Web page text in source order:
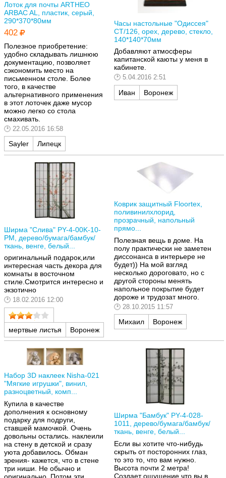
Лоток для почты ARTHEO
ARBAC AL, пластик, серый,
290*370*80мм
402
Полезное приобретение:
удобно складывать лишнюю
документацию, позволяет
сэкономить место на
письменном столе. Более
того, в качестве
альтернативного применения
в этот лоточек даже мусор
можно легко со стола
смахивать.
22.05.2016 16:58
Sayler Липецк
Часы настольные "Одиссея"
CT/126, орех, дерево, стекло,
140*140*70мм
Добавляют атмосферы
капитанской каюты у меня в
кабинете.
5.04.2016 2:51
Иван Воронеж
Ширма "Слива" PY-4-00K-10-
PM, дерево/бумага/бамбук/
ткань, венге, белый...
оригинальный подарок,или
интересная часть декора для
комнаты в восточном
стиле.Смотрится интересно и
экзотично
18.02.2016 12:00
мертвые листья Воронеж
Коврик защитный Floortex,
поливинилхлорид,
прозрачный, напольный
прямо...
Полезная вещь в доме. На
полу практически не заметен
диссонанса в интерьере не
будет)) На мой взгляд
несколько дороговато, но с
другой стороны менять
напольное покрытие будет
дороже и трудозат много.
28.10.2015 11:57
Михаил Воронеж
Набор 3D наклеек Nisha-021
"Мягкие игрушки", винил,
разноцветный, комп...
Купила в качестве
дополнения к основному
подарку для подруги,
ставшей мамочкой. Очень
довольны остались. наклеили
на стену в детской и сразу
уюта добавилось. Обман
зрения- кажется, что в стене
три ниши. Не обычно и
Ширма "Бамбук" PY-4-028-
1011, дерево/бумага/бамбук/
ткань, венге, белый...
Если вы хотите что-нибудь
скрыть от посторонних глаз,
то это то, что вам нужно.
Высота почти 2 метра!
Создает ощущение что вы в